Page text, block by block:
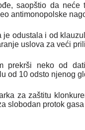
saopštio da neće
antimonopolske
je odustala i od
uslova za veći
prekrši neko od
od 10 odsto njenog
za zaštitu
slobodan protok